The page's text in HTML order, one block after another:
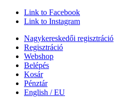
Link to Facebook
Link to Instagram
Nagykereskedői regisztráció
Regisztráció
Webshop
Belépés
Kosár
Pénztár
English / EU